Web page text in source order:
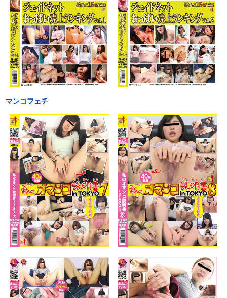
マンコフェチ